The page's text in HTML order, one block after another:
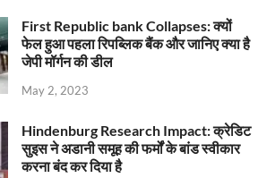
First Republic bank Collapses: क्यों
फेल हुआ पहला रिपब्लिक बैंक और जानिए क्या है
जेपी मॉर्गन की डील
May 2, 2023
Hindenburg Research Impact: क्रेडिट
सुइस ने अडानी समूह की फर्मों के बांड स्वीकार
करना बंद कर दिया है